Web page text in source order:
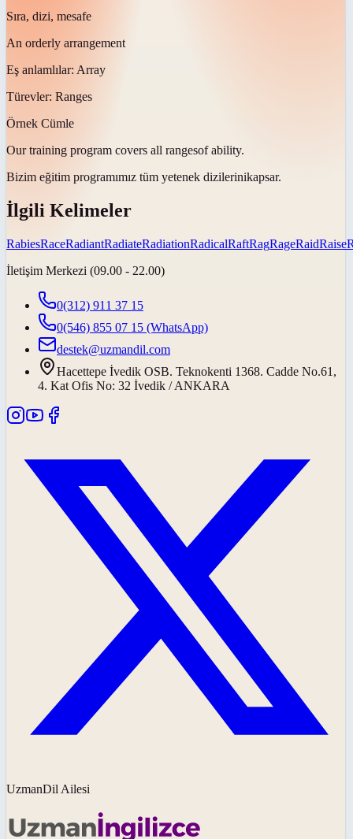
Sıra, dizi, mesafe
An orderly arrangement
Eş anlamlılar: Array
Türevler: Ranges
Örnek Cümle
Our training program covers all rangesof ability.
Bizim eğitim programımız tüm yetenek dizilerinikapsar.
İlgili Kelimeler
RabiesRaceRadiantRadiateRadiationRadicalRaftRagRageRaidRaise
İletişim Merkezi (09.00 - 22.00)
0(312) 911 37 15
0(546) 855 07 15 (WhatsApp)
destek@uzmandil.com
Hacettepe İvedik OSB. Teknokenti 1368. Cadde No.61,
4. Kat Ofis No: 32 İvedik / ANKARA
UzmanDil Ailesi